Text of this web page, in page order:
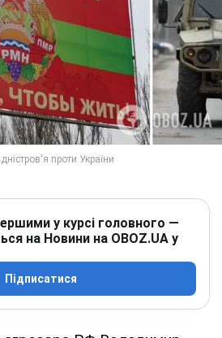
у курсі головного —
на Новини на OBOZ.UA у
Підписатися